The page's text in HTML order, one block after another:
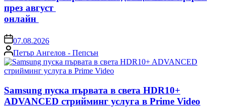
през август
онлайн
on07.08.2026
Posted
by
Петър Ангелов - Пепсън
Samsung пуска първата в света HDR10+
ADVANCED стрийминг услуга в Prime Video